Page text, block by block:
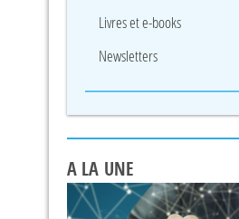
Livres et e-books
Newsletters
A LA UNE